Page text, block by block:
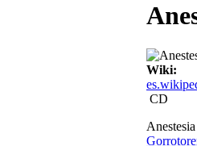
Wiki:
CD
Anestesia